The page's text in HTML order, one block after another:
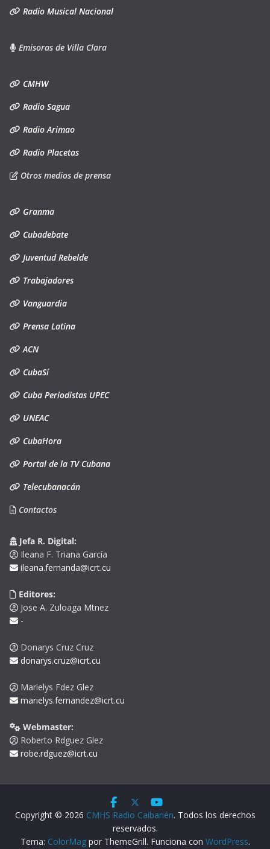
Radio Musical Nacional
Emisoras de Villa Clara
CMHW
Radio Sagua
Radio Arimao
Radio Placetas
Otros medios de prensa
Granma
Cubadebate
Juventud Rebelde
Trabajadores
Vanguardia
Prensa Latina
ACN
CubaSí
Cuba Periodistas UPEC
UNEAC
CubaHora
Portal de la TV Cubana
Telecubanacán
Contactos
Jefa R. Digital:
Ileana F. Triana García
ileana.fernanda@icrt.cu
Editores:
Jose A. Zuloaga Mtnez
-
Donarys Cruz Cruz
donarys.cruz@icrt.cu
Marielys Fdez Glez
marielys.fernandez@icrt.cu
Webmaster:
Roberto Rdguez Glez
robe.rdguez@icrt.cu
Copyright © 2026 CMHS Radio Caibarién. Todos los derechos
reservados.
Tema: ColorMagpor ThemeGrill. Funciona con WordPress.